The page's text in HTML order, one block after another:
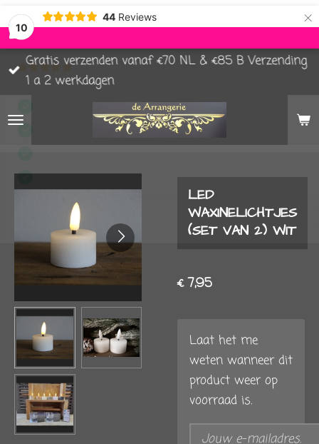
10
44 Reviews ×
Gratis verzenden vanaf €70 NL & €85 B Verzending
1 a 2 werkdagen
LED
WAXINELICHTJES
(SET VAN 2) WIT
€ 7,95
Laat het me
weten wanneer dit
product weer op
voorraad is.